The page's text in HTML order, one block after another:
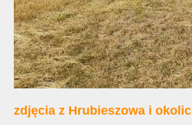
zdjęcia z Hrubieszowa i okolic